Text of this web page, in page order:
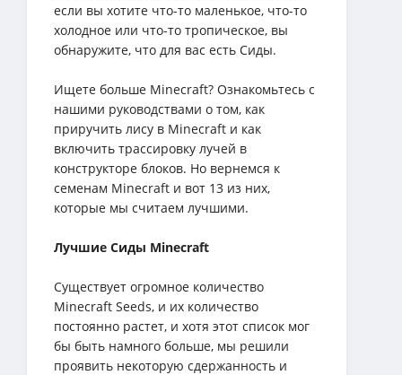
если вы хотите что-то маленькое, что-то
холодное или что-то тропическое, вы
обнаружите, что для вас есть Сиды.
Ищете больше Minecraft? Ознакомьтесь с
нашими руководствами о том, как
приручить лису в Minecraft и как
включить трассировку лучей в
конструкторе блоков. Но вернемся к
семенам Minecraft и вот 13 из них,
которые мы считаем лучшими.
Лучшие Сиды Minecraft
Существует огромное количество
Minecraft Seeds, и их количество
постоянно растет, и хотя этот список мог
бы быть намного больше, мы решили
проявить некоторую сдержанность и